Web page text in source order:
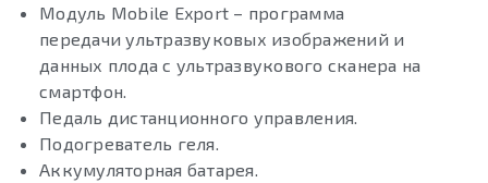
Модуль Mobile Export – программа
передачи ультразвуковых изображений и
данных плода с ультразвукового сканера на
смартфон.
Педаль дистанционного управления.
Подогреватель геля.
Аккумуляторная батарея.